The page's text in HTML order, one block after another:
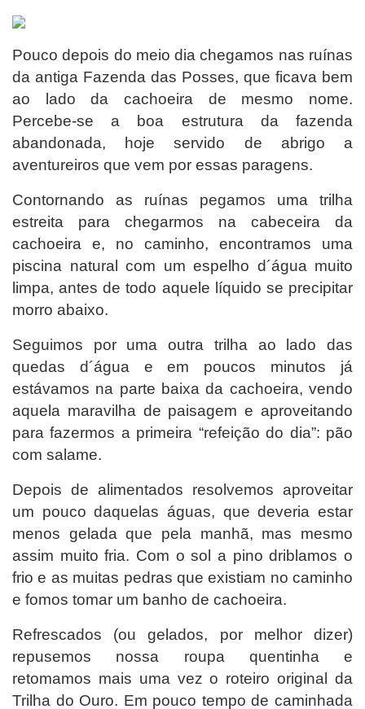
Pouco depois do meio dia chegamos nas ruínas
da antiga Fazenda das Posses, que ficava bem
ao lado da cachoeira de mesmo nome.
Percebe-se a boa estrutura da fazenda
abandonada, hoje servido de abrigo a
aventureiros que vem por essas paragens.
Contornando as ruínas pegamos uma trilha
estreita para chegarmos na cabeceira da
cachoeira e, no caminho, encontramos uma
piscina natural com um espelho d´água muito
limpa, antes de todo aquele líquido se precipitar
morro abaixo.
Seguimos por uma outra trilha ao lado das
quedas d´água e em poucos minutos já
estávamos na parte baixa da cachoeira, vendo
aquela maravilha de paisagem e aproveitando
para fazermos a primeira “refeição do dia”: pão
com salame.
Depois de alimentados resolvemos aproveitar
um pouco daquelas águas, que deveria estar
menos gelada que pela manhã, mas mesmo
assim muito fria. Com o sol a pino driblamos o
frio e as muitas pedras que existiam no caminho
e fomos tomar um banho de cachoeira.
Refrescados (ou gelados, por melhor dizer)
repusemos nossa roupa quentinha e
retomamos mais uma vez o roteiro original da
Trilha do Ouro. Em pouco tempo de caminhada